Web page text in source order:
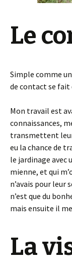
Le
Simple comme
de contact se
Mon travail est
connaissances,
transmettent
eu la chance de
le jardinage avec
mienne, et qui
n’avais pour leur
n’est que du
mais ensuite il
La